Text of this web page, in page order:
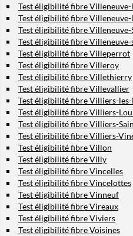
Test éligibilité fibre Villeneuve-
Test éligibilité fibre Villeneuve-
Test éligibilité fibre Villeneuve-
Test éligibilité fibre Villeneuve-
Test éligibilité fibre Villeperrot
Test éligibilité fibre Villeroy
Test éligibilité fibre Villethierry
Test éligibilité fibre Villevallier
Test éligibilité fibre Villiers-
Test éligibilité fibre Villiers-
Test éligibilité fibre Villiers-
Test éligibilité fibre Villiers-
Test éligibilité fibre Villon
Test éligibilité fibre Villy
Test éligibilité fibre Vincelles
Test éligibilité fibre Vincelottes
Test éligibilité fibre Vinneuf
Test éligibilité fibre Vireaux
Test éligibilité fibre Viviers
Test éligibilité fibre Voisines